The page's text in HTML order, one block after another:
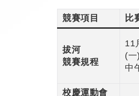
競賽項目 比
拔河
競賽規程
11
(一)
中
校慶運動會